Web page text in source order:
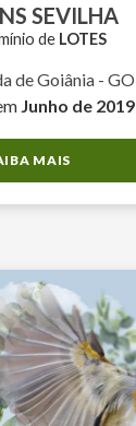
SEVILHA
de LOTES
de Goiânia - GO
Junho de 2019
MAIS